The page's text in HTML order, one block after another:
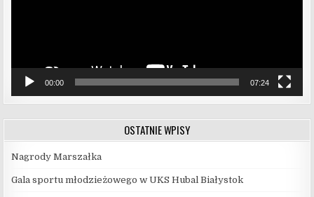
00:00 07:24
OSTATNIE WPISY
Nagrody Marszałka
Gala sportu młodzieżowego w UKS Hubal Białystok